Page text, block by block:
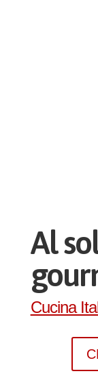
Al
Cucina